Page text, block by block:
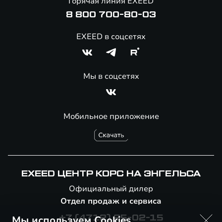
Мобильное приложение
8 800 700-80-03
EXEED в соцсетях
Мы в соцсетях
EXEED ЦЕНТР КОРС НА ЭНГЕЛЬСА
Официальный дилер
Отдел продаж и сервиса
+7 (4712) 25-02-15